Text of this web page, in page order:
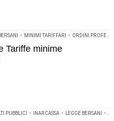
• MINIMI TARIFFARI • ORDINI PROFESSIONALI
Tariffe minime
PUBBLICI • INARCASSA • LEGGE BERSANI •